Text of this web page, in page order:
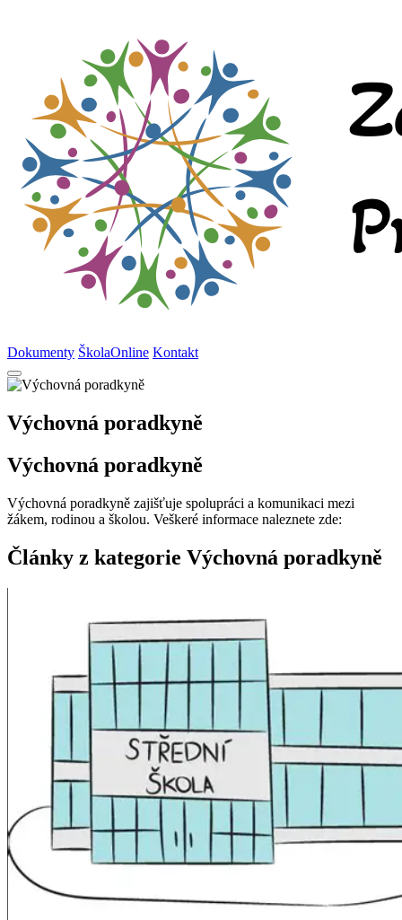
Dokumenty ŠkolaOnline Kontakt
Výchovná poradkyně
Výchovná poradkyně
Výchovná poradkyně zajišťuje spolupráci a komunikaci mezi
žákem, rodinou a školou. Veškeré informace naleznete zde:
Články z kategorie Výchovná poradkyně